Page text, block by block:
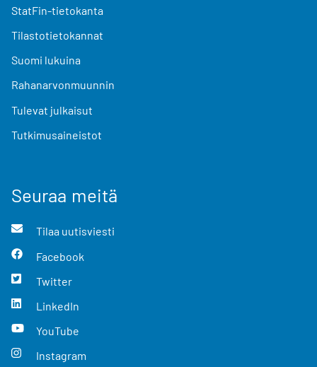
StatFin-tietokanta
Tilastotietokannat
Suomi lukuina
Rahanarvonmuunnin
Tulevat julkaisut
Tutkimusaineistot
Seuraa meitä
Tilaa uutisviesti
Facebook
Twitter
LinkedIn
YouTube
Instagram